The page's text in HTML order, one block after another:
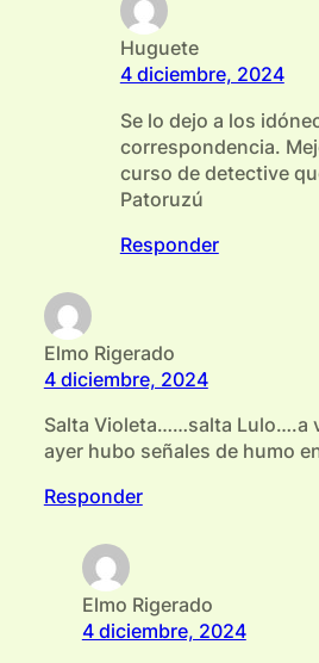
Huguete
4 diciembre, 2024
Se lo dejo a los
correspondencia.
curso de detective
Patoruzú
Responder
Elmo Rigerado
4 diciembre, 2024
Salta Violeta……salta Lulo….a
ayer hubo señales de humo
Responder
Elmo Rigerado
4 diciembre, 2024